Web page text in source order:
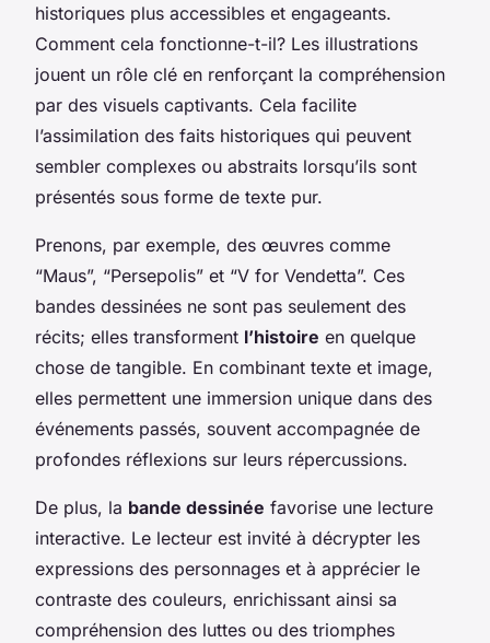
historiques plus accessibles et engageants.
Comment cela fonctionne-t-il? Les illustrations
jouent un rôle clé en renforçant la compréhension
par des visuels captivants. Cela facilite
l’assimilation des faits historiques qui peuvent
sembler complexes ou abstraits lorsqu’ils sont
présentés sous forme de texte pur.
Prenons, par exemple, des œuvres comme
“Maus”, “Persepolis” et “V for Vendetta”. Ces
bandes dessinées ne sont pas seulement des
récits; elles transforment l’histoire en quelque
chose de tangible. En combinant texte et image,
elles permettent une immersion unique dans des
événements passés, souvent accompagnée de
profondes réflexions sur leurs répercussions.
De plus, la bande dessinée favorise une lecture
interactive. Le lecteur est invité à décrypter les
expressions des personnages et à apprécier le
contraste des couleurs, enrichissant ainsi sa
compréhension des luttes ou des triomphes